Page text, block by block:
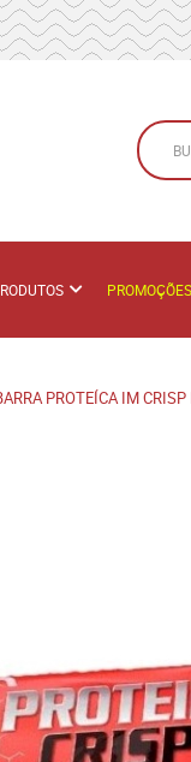
PROMOÇÕES
PROTEÍCA IM